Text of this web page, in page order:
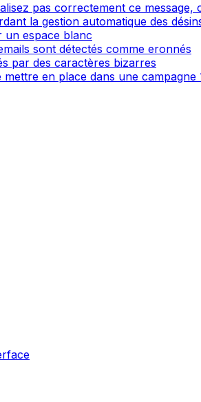
pas correctement ce message,
la gestion automatique des
un espace blanc
sont détectés comme eronnés
par des caractères bizarres
en place dans une campagne